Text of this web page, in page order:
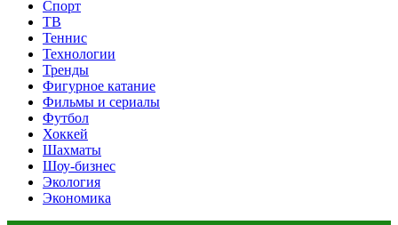
Спорт
ТВ
Теннис
Технологии
Тренды
Фигурное катание
Фильмы и сериалы
Футбол
Хоккей
Шахматы
Шоу-бизнес
Экология
Экономика